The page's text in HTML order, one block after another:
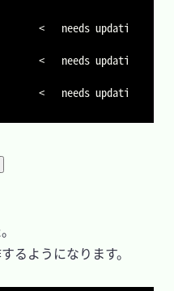
<
   needs updati
<
   needs updati
<
   needs updati
るようになります。